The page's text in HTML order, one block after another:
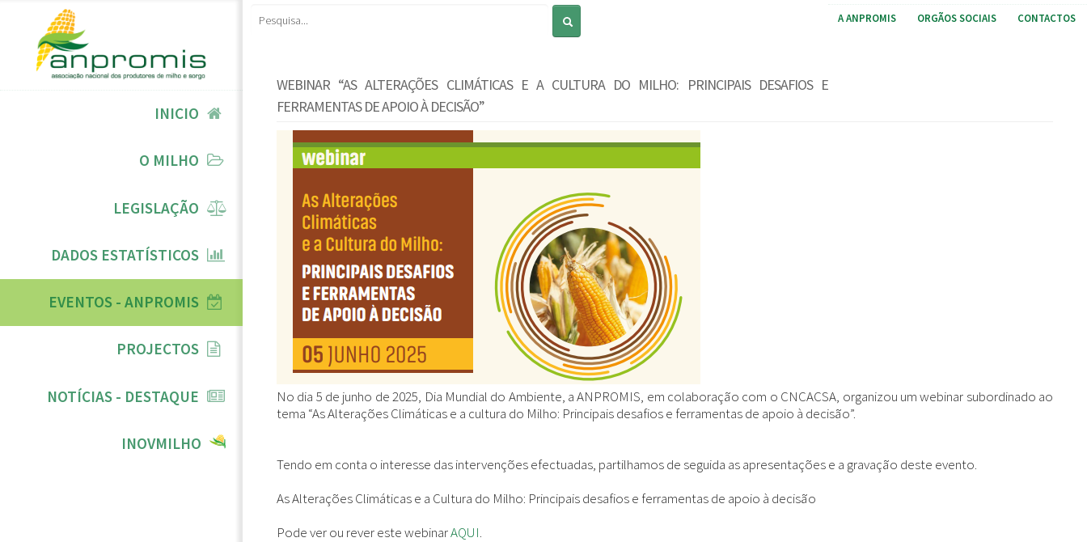
INICIO
O MILHO
LEGISLAÇÃO
DADOS ESTATÍSTICOS
EVENTOS - ANPROMIS
PROJECTOS
NOTÍCIAS - DESTAQUE
INOVMILHO
Pesquisar A ANPROMIS ORGÃOS SOCIAIS CONTACTOS
WEBINAR “AS ALTERAÇÕES CLIMÁTICAS E A CULTURA DO MILHO: PRINCIPAIS DESAFIOS E
FERRAMENTAS DE APOIO À DECISÃO”
No dia 5 de junho de 2025, Dia Mundial do Ambiente, a ANPROMIS, em colaboração com o CNCACSA, organizou um webinar subordinado ao
tema “As Alterações Climáticas e a cultura do Milho: Principais desafios e ferramentas de apoio à decisão”.
Tendo em conta o interesse das intervenções efectuadas, partilhamos de seguida as apresentações e a gravação deste evento.
As Alterações Climáticas e a Cultura do Milho: Principais desafios e ferramentas de apoio à decisão
Pode ver ou rever este webinarAQUI.